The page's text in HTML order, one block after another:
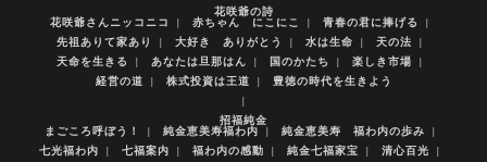
花咲爺の詩
花咲爺さんニッコニコ 赤ちゃん にこにこ
青春の君に捧げる
先祖ありて家あり
大好き ありがとう 水は生命
天の法
天命を生きる
あなたは旦那はん 国のかたち
楽しき市場
経営の道
株式投資は王道 豊徳の時代を生きよう
招福純金
まごころ呼ぼう！ 純金恵美寿福わ内
純金恵美寿 福わ内の歩み
七光福わ内
七福案内 福わ内の感動 純金七福家宝 清心百光